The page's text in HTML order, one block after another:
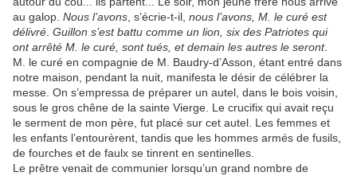
au galop. Nous l’avons , s’écrie-t-il, nous l’avons, M. le curé est
délivré Guillon s’est battu comme un lion, six des Patriotes qui
ont arrêté M. le curé, sont tués, et demain les autres le seront.
M. le curé en compagnie de M. Baudry-d’Asson, étant entré dans
notre maison, pendant la nuit, manifesta le désir de célébrer la
messe. On s’empressa de préparer un autel, dans le bois voisin,
sous le gros chêne de la sainte Vierge. Le crucifix qui avait reçu
le serment de mon père, fut placé sur cet autel. Les femmes et
les enfants l’entourèrent, tandis que les hommes armés de fusils,
de fourches et de faulx se tinrent en sentinelles
Le prêtre venait de communier lorsqu’un grand nombre de